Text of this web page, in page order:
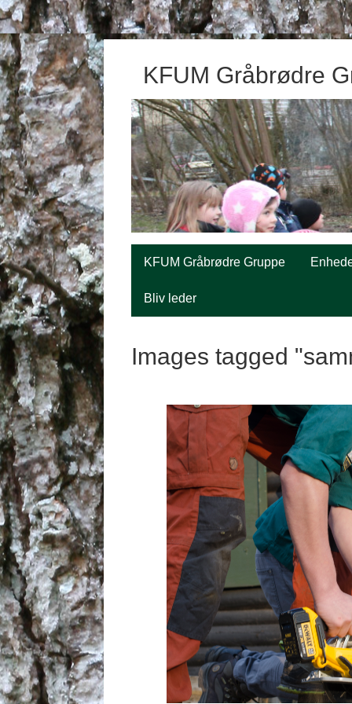
KFUM Gråbrødre
KFUM Gråbrødre Gruppe
Bliv leder
Images tagged